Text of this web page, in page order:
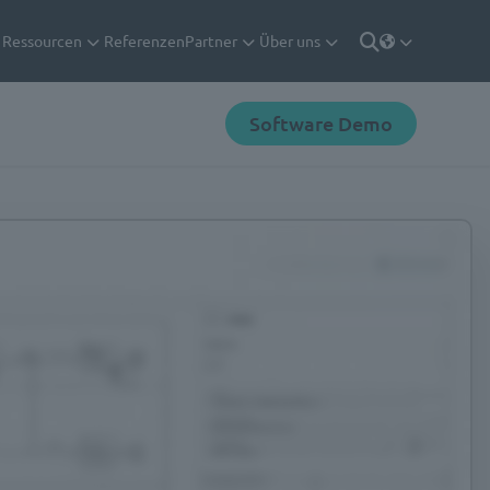
Ressourcen ReferenzenPartner Über uns Deutsch
Software Demo